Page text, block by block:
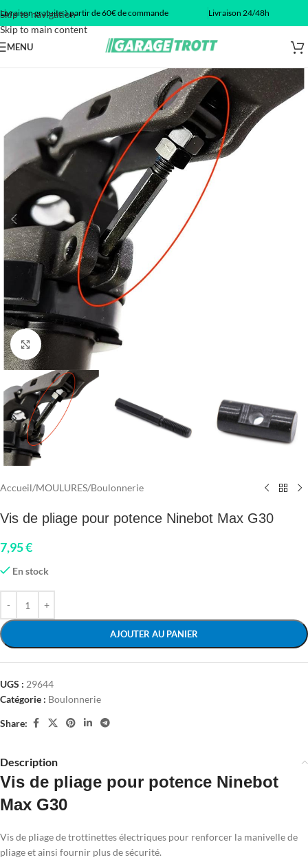
Skip to navigation
Skip to main content
Livraison gratuite à partir de 60€ de commande Livraison 24/48h
MENU
Click to enlarge
Accueil/MOULURES/Boulonnerie
Vis de pliage pour potence Ninebot Max G30
7,95€
En stock
AJOUTER AU PANIER
UGS : 29644
Catégorie : Boulonnerie
Share:
Description
Vis de pliage pour potence Ninebot
Max G30
Vis de pliage de trottinettes électriques pour renforcer la manivelle de
pliage et ainsi fournir plus de sécurité.